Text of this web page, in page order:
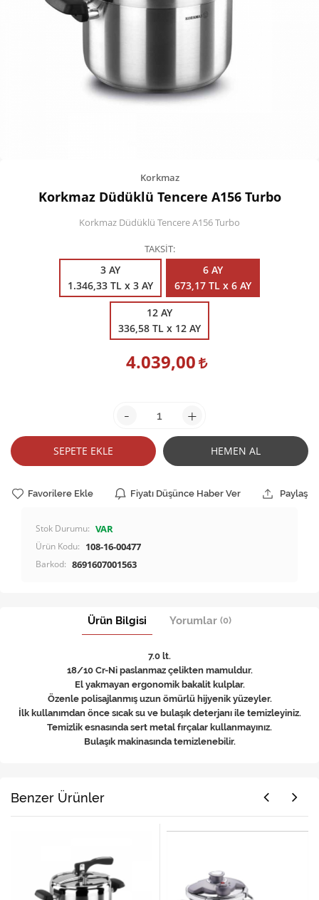
Kişisel Bakım
Çocuk Gereçleri
Korkmaz
Korkmaz Düdüklü Tencere A156 Turbo
Korkmaz Düdüklü Tencere A156 Turbo
TAKSİT
3 AY
1.346,33 TL x 3 AY
6 AY
673,17 TL x 6 AY
12 AY
336,58 TL x 12 AY
4.039,00
- +
SEPETE EKLE HEMEN AL
Favorilere Ekle Fiyatı Düşünce Haber Ver Paylaş
Stok Durumu: VAR
Ürün Kodu: 108-16-00477
Barkod: 8691607001563
Ürün Bilgisi Yorumlar (0)
7.0 lt.
18/10 Cr-Ni paslanmaz çelikten mamuldur.
El yakmayan ergonomik bakalit kulplar.
Özenle polisajlanmış uzun ömürlü hijyenik yüzeyler.
İlk kullanımdan önce sıcak su ve bulaşık deterjanı ile temizleyiniz.
Temizlik esnasında sert metal fırçalar kullanmayınız.
Bulaşık makinasında temizlenebilir.
Benzer Ürünler